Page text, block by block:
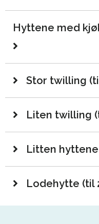
Hyttene med
Stor twilling
Liten twilling
Litten
Lodehytte (til